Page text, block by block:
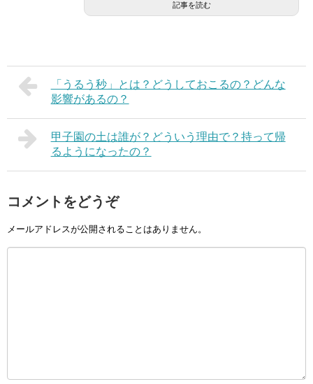
記事を読む
「うるう秒」とは？どうしておこるの？どんな
影響があるの？
甲子園の土は誰が？どういう理由で？持って帰
るようになったの？
コメントをどうぞ
メールアドレスが公開されることはありません。